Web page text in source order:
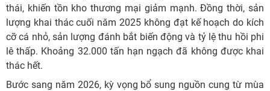
thái, khiến tồn kho thương mại giảm mạnh. Đồng thời, sản
lượng khai thác cuối năm 2025 không đạt kế hoạch do kích
cỡ cá nhỏ, sản lượng đánh bắt biến động và tỷ lệ thu hồi phi
lê thấp. Khoảng 32.000 tấn hạn ngạch đã không được khai
thác hết.
Bước sang năm 2026, kỳ vọng bổ sung nguồn cung từ mùa